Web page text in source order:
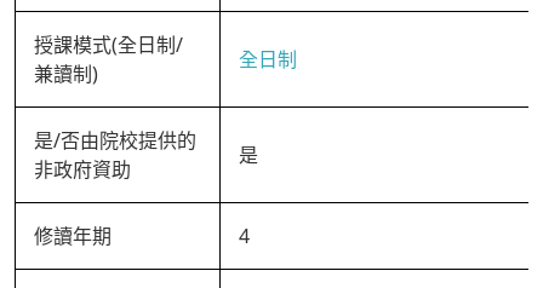
授課模式(全日制/
兼讀制)
全日制
是/否由院校提供的
非政府資助
是
修讀年期 4